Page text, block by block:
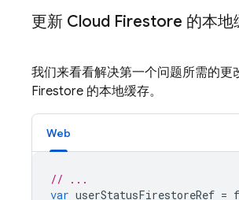
更新 Cloud Firestore 的本地
我们来看看解决第一个问题所需的更
Firestore 的本地缓存。
Web
// ...
var userStatusFirestoreRef =